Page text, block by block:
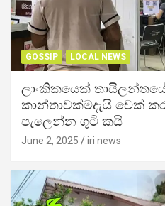
GOSSIP LOCAL NEWS
ලාංකිකයෙක්
කාන්තාවක්මදැයි චෙක්
පැලෙන්න ගුටි කයි
June 2, 2025 iri news